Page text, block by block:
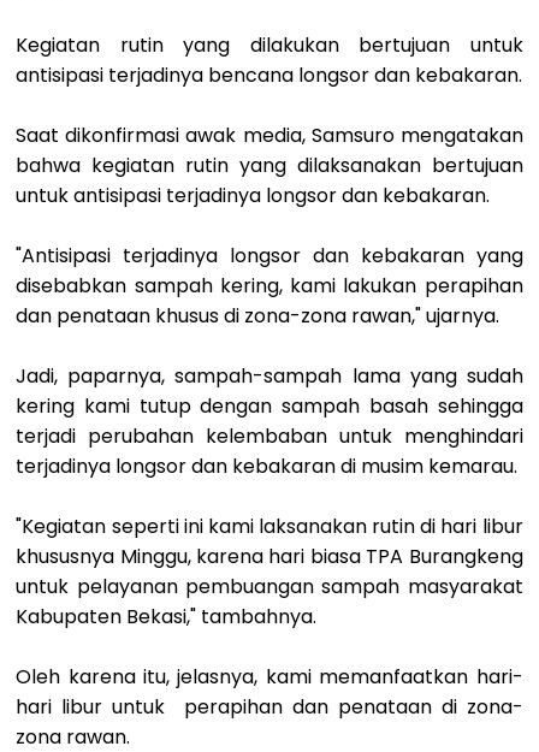
Kegiatan rutin yang dilakukan bertujuan untuk
antisipasi terjadinya bencana longsor dan kebakaran.
Saat dikonfirmasi awak media, Samsuro mengatakan
bahwa kegiatan rutin yang dilaksanakan bertujuan
untuk antisipasi terjadinya longsor dan kebakaran.
"Antisipasi terjadinya longsor dan kebakaran yang
disebabkan sampah kering, kami lakukan perapihan
dan penataan khusus di zona-zona rawan," ujarnya.
Jadi, paparnya, sampah-sampah lama yang sudah
kering kami tutup dengan sampah basah sehingga
terjadi perubahan kelembaban untuk menghindari
terjadinya longsor dan kebakaran di musim kemarau.
"Kegiatan seperti ini kami laksanakan rutin di hari libur
khususnya Minggu, karena hari biasa TPA Burangkeng
untuk pelayanan pembuangan sampah masyarakat
Kabupaten Bekasi," tambahnya.
Oleh karena itu, jelasnya, kami memanfaatkan hari-
hari libur untuk perapihan dan penataan di zona-
zona rawan.